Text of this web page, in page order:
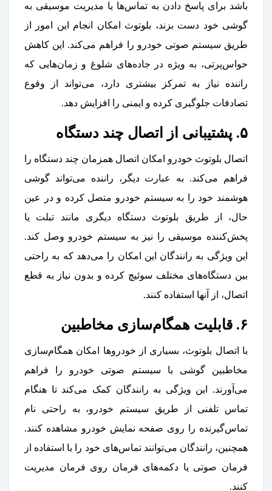
باشد برای پاسخ دادن به تماس‌ها یا مدیریت موسیقی به
گوشی خود دست بزند، بلوتوث امکان انجام این امور از
طریق سیستم صوتی خودرو را فراهم می‌کند. این کاهش
حواس‌پرتی، به ویژه در جاده‌های شلوغ و زمان‌هایی که
راننده نیاز به تمرکز بیشتری دارد، می‌تواند از وقوع
تصادفات جلوگیری کرده و ایمنی را افزایش دهد.
۵. پشتیبانی از اتصال چند دستگاه
اتصال بلوتوث خودرو امکان اتصال همزمان چند دستگاه را
فراهم می‌کند. به عبارت دیگر، راننده می‌تواند گوشی
هوشمند خود را به سیستم خودرو متصل کرده و در عین
حال، از طریق بلوتوث دستگاه دیگری مانند تبلت یا
پخش‌کننده موسیقی را نیز به سیستم خودرو وصل کند.
این ویژگی به رانندگان این امکان را می‌دهد که به راحتی
بین دستگاه‌های مختلف سوئیچ کرده و بدون نیاز به قطع
اتصال، از آنها استفاده کنند.
۶. قابلیت همگام‌سازی مخاطبین
با اتصال بلوتوث، بسیاری از خودروها امکان همگام‌سازی
مخاطبین گوشی با سیستم صوتی خودرو را فراهم
می‌آورند. این ویژگی به رانندگان کمک می‌کند تا هنگام
تماس تلفنی از طریق سیستم خودرو، به راحتی نام
تماس‌گیرنده را روی صفحه نمایش خودرو مشاهده کنند.
همچنین، رانندگان می‌توانند تماس‌های خود را با استفاده از
فرمان صوتی یا دکمه‌های فرمان روی فرمان مدیریت
کنند.